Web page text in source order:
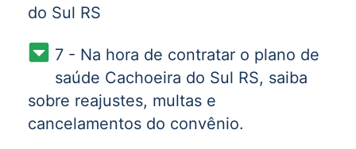
do Sul RS
7 - Na hora de contratar o plano de
saúde Cachoeira do Sul RS, saiba
sobre reajustes, multas e
cancelamentos do convênio.